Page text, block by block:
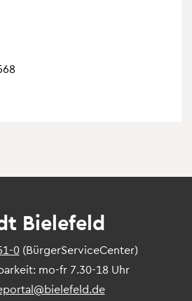
Bielefeld
0(BürgerServiceCenter)
mo-fr 7.30-18 Uhr